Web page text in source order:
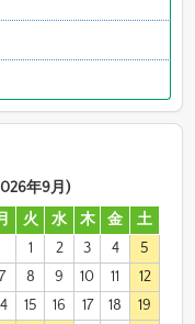
年9月)
火 水 木 金
土
1
2 3 4
5
7 8 9 10 11
12
15 16 17 18
19